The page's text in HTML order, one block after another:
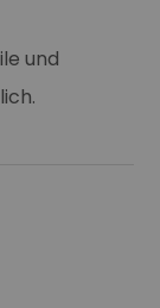
und